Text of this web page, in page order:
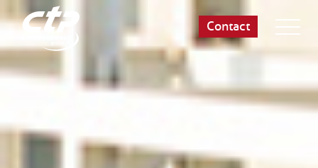
Contact